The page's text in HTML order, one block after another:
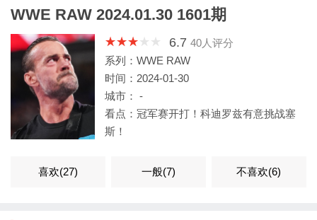
WWE RAW 2024.01.30 1601期
6.7 40人评分
系列：WWE RAW
时间：2024-01-30
城市： -
看点：冠军赛开打！科迪罗兹有意挑战塞
斯！
喜欢(27) 一般(7) 不喜欢(6)